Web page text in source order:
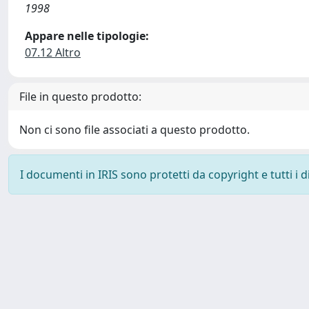
1998
Appare nelle tipologie:
07.12 Altro
File in questo prodotto:
Non ci sono file associati a questo prodotto.
I documenti in IRIS sono protetti da copyright e tutti i